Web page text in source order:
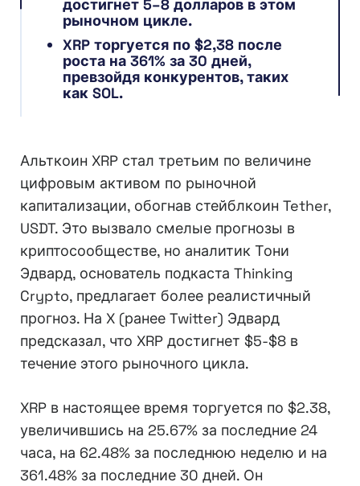
достигнет 5–8 долларов в этом
рыночном цикле.
XRP торгуется по $2,38 после
роста на 361% за 30 дней,
превзойдя конкурентов, таких
как SOL.
Альткоин XRP стал третьим по величине
цифровым активом по рыночной
капитализации, обогнав стейблкоин Tether,
USDT. Это вызвало смелые прогнозы в
криптосообществе, но аналитик Тони
Эдвард, основатель подкаста Thinking
Crypto, предлагает более реалистичный
прогноз. На X (ранее Twitter) Эдвард
предсказал, что XRP достигнет $5-$8 в
течение этого рыночного цикла.
XRP в настоящее время торгуется по $2.38,
увеличившись на 25.67% за последние 24
часа, на 62.48% за последнюю неделю и на
361.48% за последние 30 дней. Он